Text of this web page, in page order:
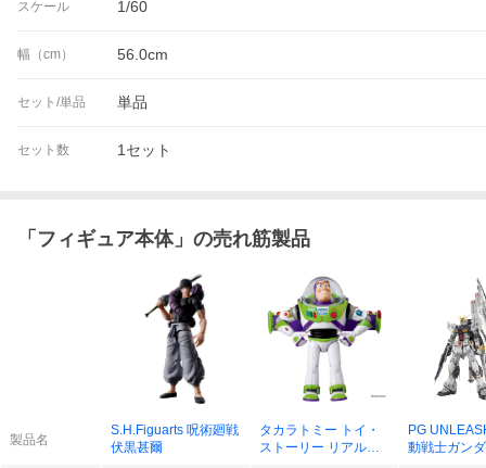
スケール 1/60
幅（cm） 56.0cm
セット/単品 単品
セット数 1セット
「 フィギュア本体」の売れ筋製品
製品名
S.H.Figuarts 呪術廻戦
伏黒甚爾
タカラトミー トイ・
ストーリー リアルサ
PG
動戦士ガン